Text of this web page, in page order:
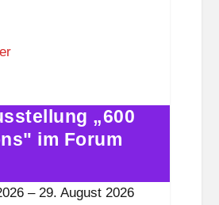
„600
im Forum
–29. August 2026